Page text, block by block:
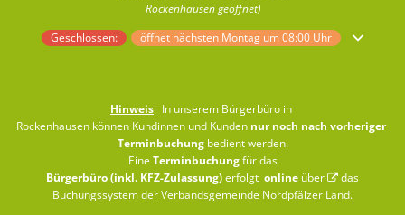
Rockenhausen geöffnet)
Klicken, um weitere Öffnungs- oder Schließzeiten auszublenden
Geschlossen: öffnet nächsten Montag um 08:00 Uhr
Hinweis: In unserem Bürgerbüro in
Rockenhausen können Kundinnen und Kunden nur noch nach vorheriger
Terminbuchungbedient werden.
Eine Terminbuchungfür das
Bürgerbüro (inkl. KFZ-Zulassung)erfolgt online über
das
Buchungssystem der Verbandsgemeinde Nordpfälzer Land.